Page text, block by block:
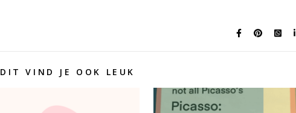
DIT VIND JE OOK LEUK